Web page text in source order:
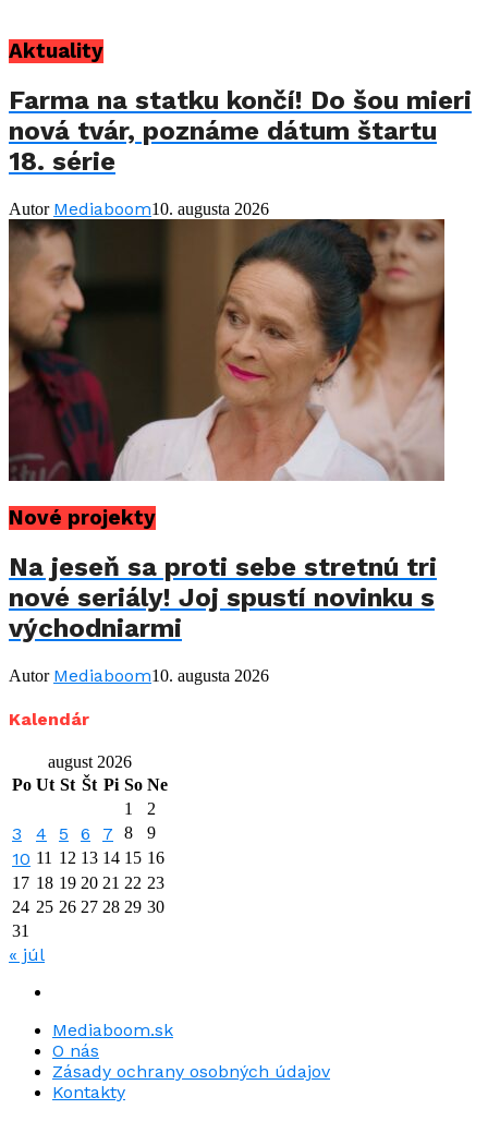
Aktuality
Farma na statku končí! Do šou mieri
nová tvár, poznáme dátum štartu
18. série
Autor Mediaboom10. augusta 2026
Nové projekty
Na jeseň sa proti sebe stretnú tri
nové seriály! Joj spustí novinku s
východniarmi
Autor Mediaboom10. augusta 2026
Kalendár
august 2026
Po Ut St Št Pi So Ne
1
2
3 4 5 6 7 8 9
10 11 12 13 14 15 16
17 18 19 20 21 22 23
24 25 26 27 28 29 30
31
« júl
Mediaboom.sk
O nás
Zásady ochrany osobných údajov
Kontakty